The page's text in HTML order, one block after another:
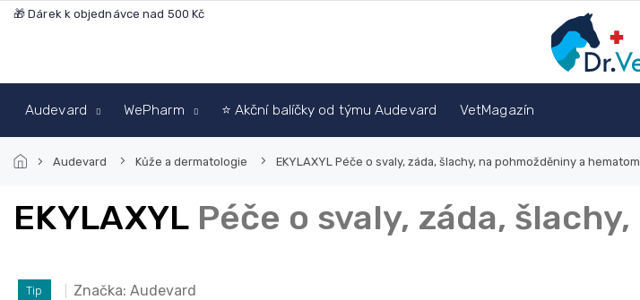
Přejít
🎁 Dárek k objednávce nad 500 Kč
Audevard WePharm ⭐ Akční balíčky od týmu Audevard VetMagazín
Audevard Kůže a dermatologie EKYLAXYL Péče o svaly, záda, šlachy, na pohmožděniny a
EKYLAXYL Péče o svaly, záda,
Tip Značka:Audevard